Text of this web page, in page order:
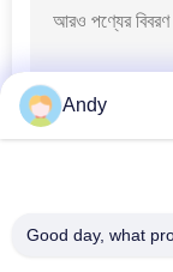
Andy
Good day, what